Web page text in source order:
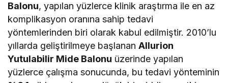
Balonu, yapılan yüzlerce klinik araştırma ile en az
komplikasyon oranına sahip tedavi
yöntemlerinden biri olarak kabul edilmiştir. 2010’lu
yıllarda geliştirilmeye başlananAllurion
Yutulabilir Mide Balonu üzerinde yapılan
yüzlerce çalışma sonucunda, bu tedavi yönteminin